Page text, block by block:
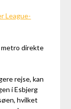
League-
metro direkte
rejse, kan
i Esbjerg
hvilket